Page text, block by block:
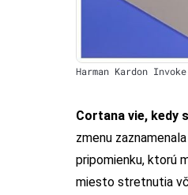
Harman Kardon
Cortana vie, kedy
zmenu
pripomienku, ktorú
miesto stretnutia